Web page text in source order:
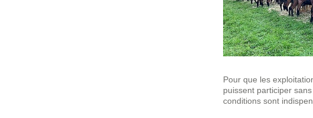
Pour que les
puissent participer
conditions sont